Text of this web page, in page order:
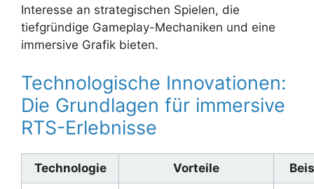
Interesse an strategischen Spielen, die
tiefgründige Gameplay-Mechaniken und eine
immersive Grafik bieten.
Technologische Innovationen:
Die Grundlagen für immersive
RTS-Erlebnisse
Technologie Vorteile